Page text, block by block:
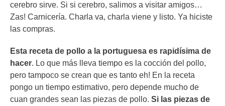
cerebro sirve. Si si cerebro, salimos a visitar amigos…
Zas! Carnicería. Charla va, charla viene y listo. Ya hiciste
las compras.
Esta receta de pollo a la portuguesa es rapidísima de
hacer. Lo que más lleva tiempo es la cocción del pollo,
pero tampoco se crean que es tanto eh! En la receta
pongo un tiempo estimativo, pero depende mucho de
cuan grandes sean las piezas de pollo. Si las piezas de